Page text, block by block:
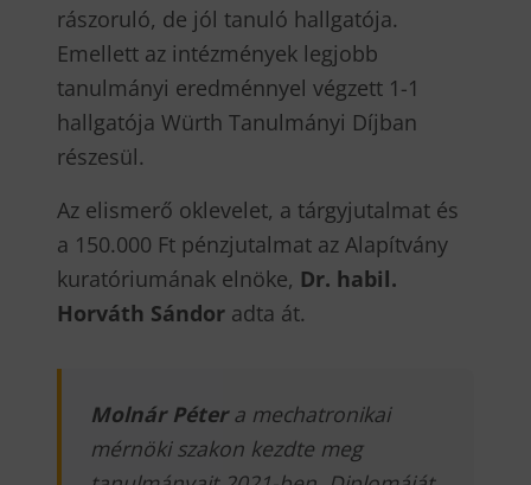
rászoruló, de jól tanuló hallgatója.
Emellett az intézmények legjobb
tanulmányi eredménnyel végzett 1-1
hallgatója Würth Tanulmányi Díjban
részesül.
Az elismerő oklevelet, a tárgyjutalmat és
a 150.000 Ft pénzjutalmat az Alapítvány
kuratóriumának elnöke, Dr. habil.
Horváth Sándor adta át.
Molnár Pétera mechatronikai
mérnöki szakon kezdte meg